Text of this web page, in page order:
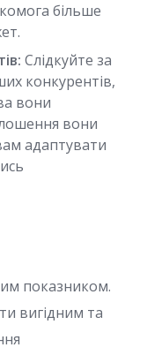
більше
Слідкуйте за
конкурентів,
вони
вони
адаптувати
показником.
вигідним та